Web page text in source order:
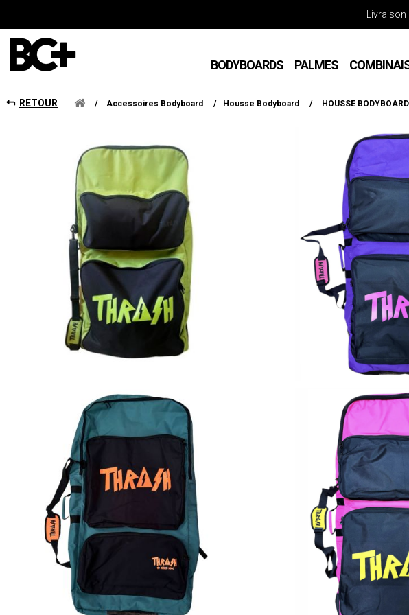
BODYBOARDS PALMES
RETOUR / Accessoires Bodyboard / Housse Bodyboard / HOUSSE